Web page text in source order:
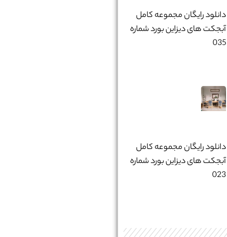
دانلود رایگان مجموعه کامل
آبجکت های دیزاین بورد شماره
035
دانلود رایگان مجموعه کامل
آبجکت های دیزاین بورد شماره
023